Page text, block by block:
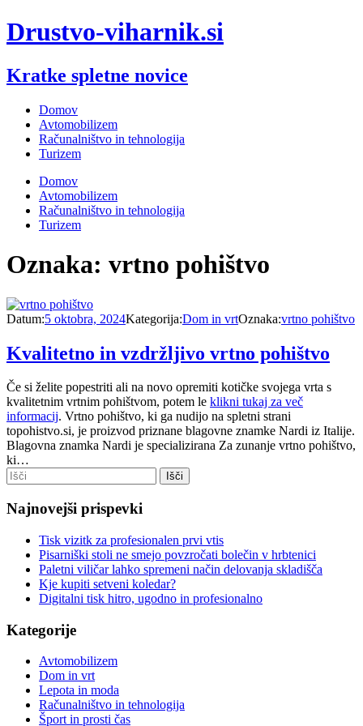
Drustvo-viharnik.si
Kratke spletne novice
Domov
Avtomobilizem
Računalništvo in tehnologija
Turizem
Domov
Avtomobilizem
Računalništvo in tehnologija
Turizem
Oznaka: vrtno pohištvo
Datum:5 oktobra, 2024Kategorija:Dom in vrtOznaka:vrtno pohištvo
Kvalitetno in vzdržljivo vrtno pohištvo
Če si želite popestriti ali na novo opremiti kotičke svojega vrta s
kvalitetnim vrtnim pohištvom, potem le klikni tukaj za več
informacij. Vrtno pohištvo, ki ga nudijo na spletni strani
topohistvo.si, je proizvod priznane blagovne znamke Nardi iz Italije.
Blagovna znamka Nardi je specializirana Za zunanje vrtno pohištvo,
ki…
Najnovejši prispevki
Tisk vizitk za profesionalen prvi vtis
Pisarniški stoli ne smejo povzročati bolečin v hrbtenici
Paletni viličar lahko spremeni način delovanja skladišča
Kje kupiti setveni koledar?
Digitalni tisk hitro, ugodno in profesionalno
Kategorije
Avtomobilizem
Dom in vrt
Lepota in moda
Računalništvo in tehnologija
Šport in prosti čas